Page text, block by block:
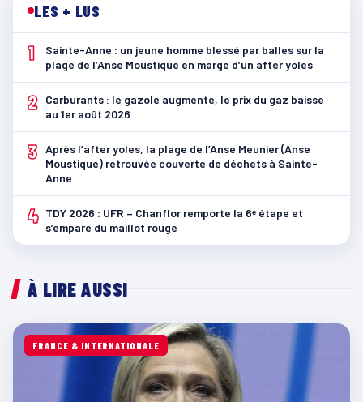
LES + LUS
1
Sainte-Anne : un jeune homme blessé par balles sur la
plage de l’Anse Moustique en marge d’un after yoles
2
Carburants : le gazole augmente, le prix du gaz baisse
au 1er août 2026
3 Après l’after yoles, la plage de l’Anse Meunier (Anse
Moustique) retrouvée couverte de déchets à Sainte-
Anne
4 TDY 2026 : UFR – Chanflor remporte la 6ᵉ étape et
s’empare du maillot rouge
À LIRE AUSSI
FRANCE & INTERNATIONALE